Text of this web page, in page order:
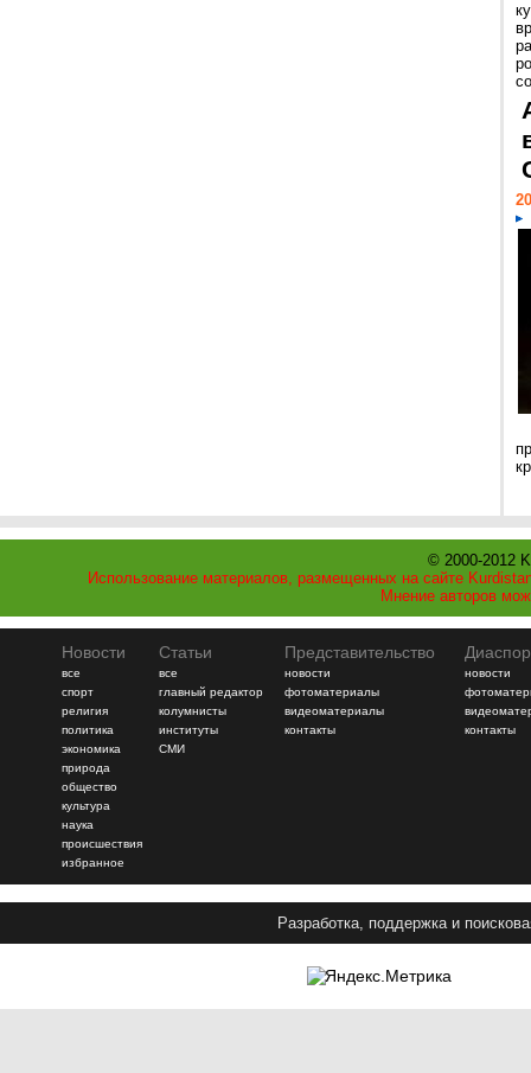
© 2000-2012
Использование материалов, размещенных на сайте
Мнение авторов
Новости
все
спорт
религия
политика
экономика
природа
общество
культура
наука
происшествия
избранное
Статьи
все
главный редактор
колумнисты
институты
СМИ
Представительство
новости
фотоматериалы
видеоматериалы
контакты
новости
контакты
Разработка, поддержка и